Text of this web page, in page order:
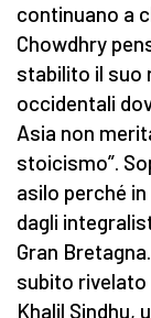
continuano a
Chowdhry
stabilito il suo
occidentali
Asia non
stoicismo”.
asilo perché
dagli
Gran
subito rivelato
Khalil Sindhu,